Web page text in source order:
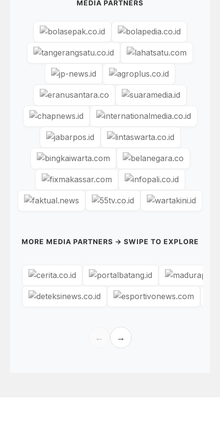
MEDIA PARTNERS
MORE MEDIA PARTNERS → SWIPE TO EXPLORE
← →